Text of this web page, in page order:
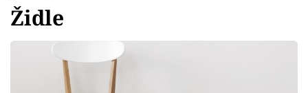
Bydlení
Židle